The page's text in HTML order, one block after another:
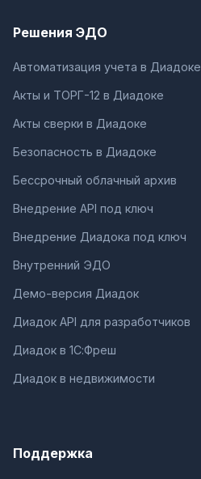
Решения ЭДО
Автоматизация учета в Диадоке
Акты и ТОРГ-12 в Диадоке
Акты сверки в Диадоке
Безопасность в Диадоке
Бессрочный облачный архив
Внедрение API под ключ
Внедрение Диадока под ключ
Внутренний ЭДО
Демо-версия Диадок
Диадок API для разработчиков
Диадок в 1С:Фреш
Диадок в недвижимости
Поддержка